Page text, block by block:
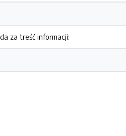
za treść informacji: